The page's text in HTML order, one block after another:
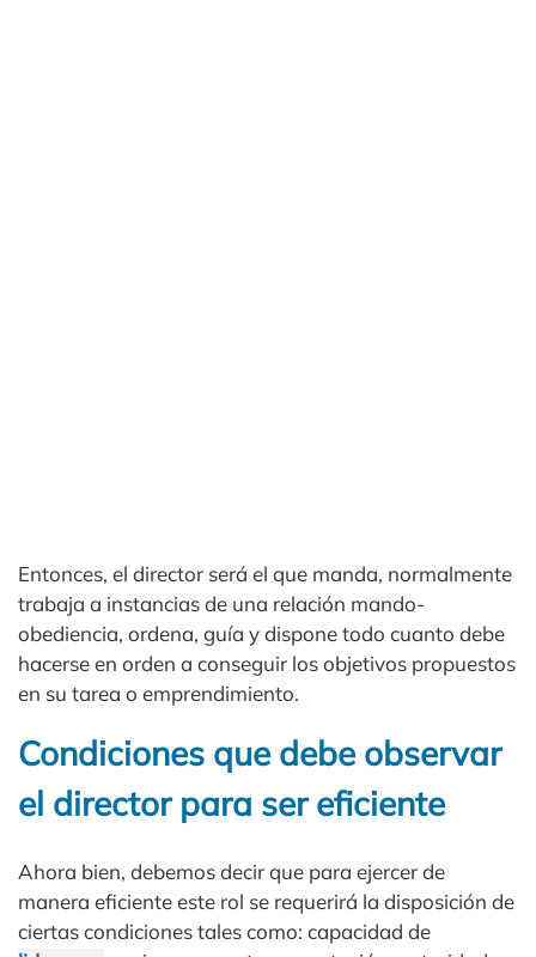
Entonces, el director será el que manda, normalmente
trabaja a instancias de una relación mando-
obediencia, ordena, guía y dispone todo cuanto debe
hacerse en orden a conseguir los objetivos propuestos
en su tarea o emprendimiento.
Condiciones que debe observar
el director para ser eficiente
Ahora bien, debemos decir que para ejercer de
manera eficiente este rol se requerirá la disposición de
ciertas condiciones tales como: capacidad de